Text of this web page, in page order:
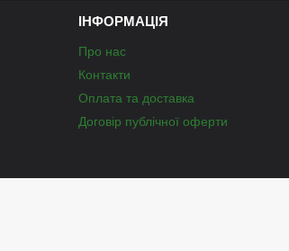
ІНФОРМАЦІЯ
Про нас
Контакти
Оплата та доставка
Договір публічної оферти